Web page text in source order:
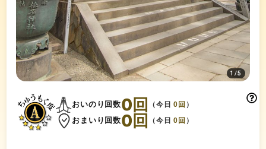
1/5
おいのり回数0回 （今日0回 ）
おまいり回数0回 （今日0回 ）